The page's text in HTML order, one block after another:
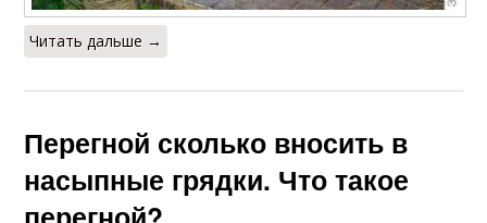
Читать дальше →
Перегной сколько вносить в
насыпные грядки. Что такое